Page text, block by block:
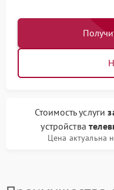
Стоимость услуги
устройства
Цена актуальна